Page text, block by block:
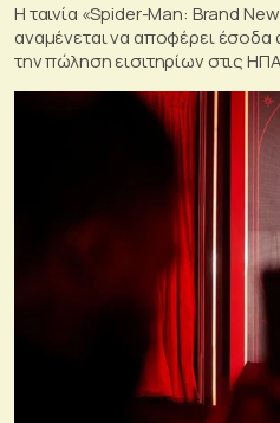
Η ταινία «Spider-Man: Brand
αναμένεται να αποφέρει
την πώληση εισιτηρίων στις
επιτυχημένη πρεμιέρα του 2026